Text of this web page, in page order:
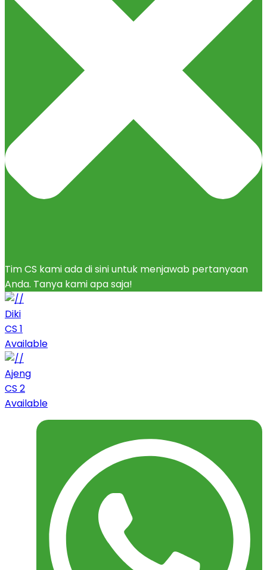
Tim CS kami ada di sini untuk menjawab pertanyaan
Anda. Tanya kami apa saja!
Diki
CS 1
Available
Ajeng
CS 2
Available